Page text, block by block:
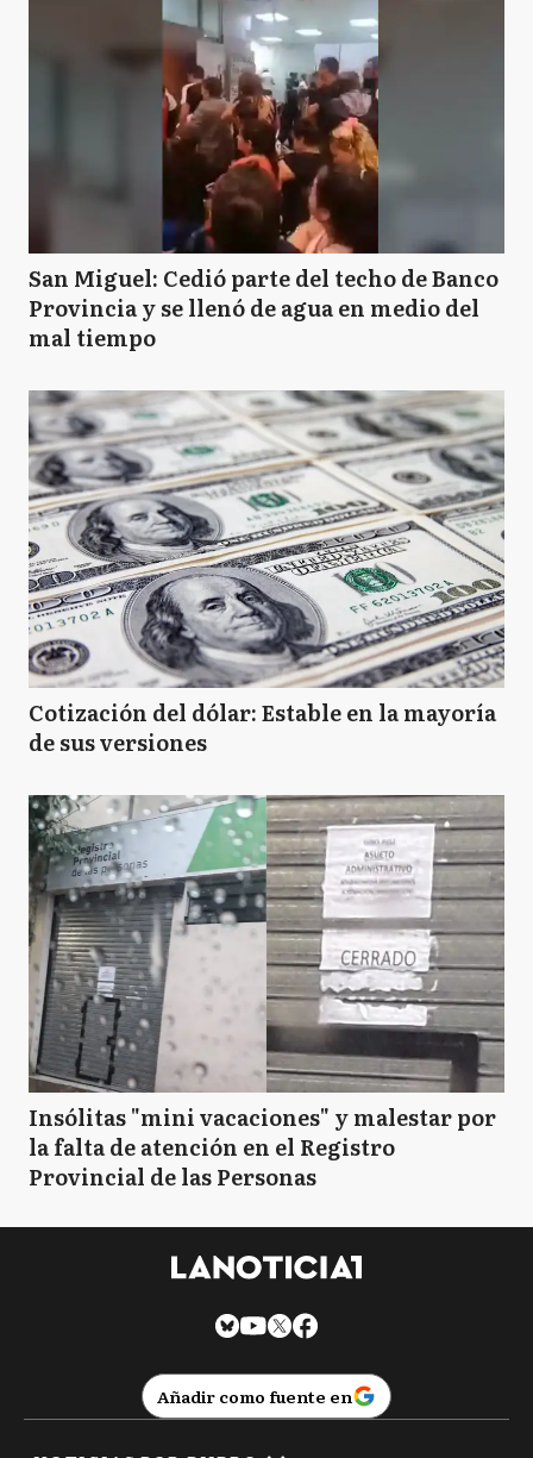
San Miguel: Cedió parte del techo de Banco
Provincia y se llenó de agua en medio del
mal tiempo
Cotización del dólar: Estable en la mayoría
de sus versiones
Insólitas "mini vacaciones" y malestar por
la falta de atención en el Registro
Provincial de las Personas
Añadir como fuente en